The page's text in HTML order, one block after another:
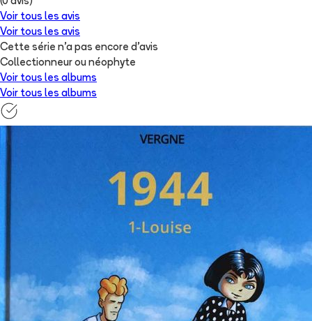
Voir tous les avis
Voir tous les avis
Cette série n'a pas encore d'avis
Collectionneur ou néophyte
Voir tous les albums
Voir tous les albums